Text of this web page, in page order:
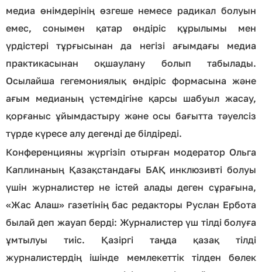
медиа өнімдерінің өзгеше немесе радикал болуын
емес, сонымен қатар өндіріс құрылымы мен
үрдістері тұрғысынан да негізі ағымдағы медиа
практикасынан оқшаулану болып табылады.
Осылайша гегемониялық өндіріс формасына және
ағым медианың үстемдігіне қарсы шабуыл жасау,
қорғаныс ұйымдастыру және осы бағытта тәуелсіз
түрде күресе алу дегенді де білдіреді.
Конференцияны жүргізіп отырған модератор Ольга
Каплинаның Қазақстандағы БАҚ инклюзивті болуы
үшін журналистер не істей алады деген сұрағына,
«Жас Алаш» газетінің бас редакторы Руслан Ербота
былай деп жауап берді: Журналистер үш тілді болуға
ұмтылуы тиіс. Қазіргі таңда қазақ тілді
журналистердің ішінде мемлекеттік тілден бөлек